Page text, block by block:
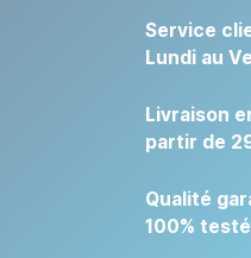
Service
Lundi au
Livraison
partir de
Qualité
100%